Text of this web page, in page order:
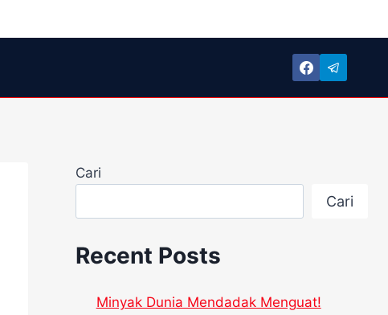
Cari
Cari
Recent Posts
Minyak Dunia Mendadak Menguat!